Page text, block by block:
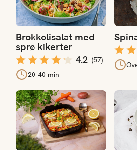
Brokkolisalat med
sprø kikerter
4.2 (57)
20-40 min
Traybaked grønnsaker med seifilet